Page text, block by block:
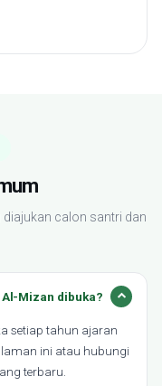
calon santri dan
Mizan dibuka?
setiap tahun ajaran
ini atau hubungi
terbaru.